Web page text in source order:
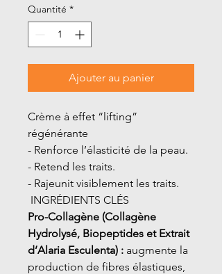
Quantité *
Ajouter au panier
Crème à effet “lifting”
régénérante
- Renforce l’élasticité de la peau.
- Retend les traits.
- Rajeunit visiblement les traits.
INGRÉDIENTS CLÉS
Pro-Collagène (Collagène
Hydrolysé, Biopeptides et Extrait
d’Alaria Esculenta) : augmente la
production de fibres élastiques,